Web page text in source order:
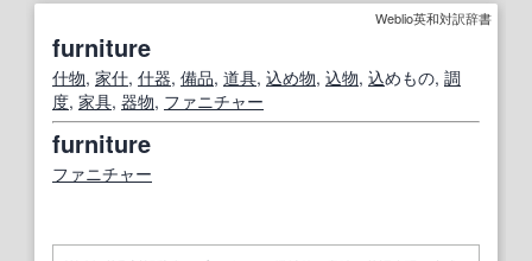
Weblio英和対訳辞書
furniture
什物, 家什, 什器, 備品, 道具, 込め物, 込物, 込めもの, 調
度, 家具, 器物, ファニチャー
furniture
ファニチャー